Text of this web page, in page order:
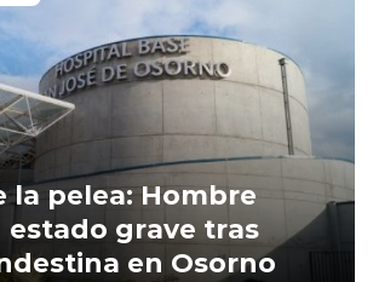
la pelea: Hombre
estado grave tras
en Osorno